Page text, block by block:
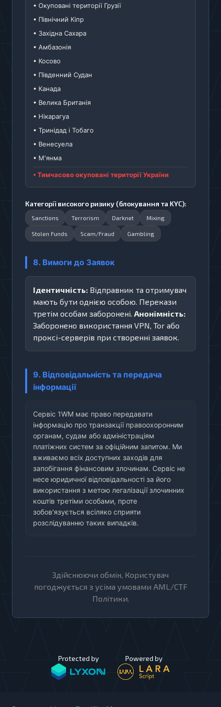
• Окуповані території Грузії
• Північний Кіпр
• Західна Сахара
• Амбазонія
• Косово
• Південний Судан
• Канада
• Велика Британія
• Нікарагуа
• Тринідад і Тобаго
• Венесуела
• М'янма
• Тимчасово окуповані території України
Категорії високого ризику (блокування та KYC):
Sanctions Terrorism Darknet Mixing
Stolen Funds Scam/Fraud Gambling
8. Вимоги до Заявок
Ідентичність: Відправник та отримувач
мають бути однією особою. Перекази
третім особам заборонені. Анонімність:
Заборонено використання VPN, Tor або
проксі-серверів при створенні заявок.
9. Відповідальність та передача
інформації
Сервіс 1WM має право передавати
інформацію про транзакції правоохоронним
органам, судам або адміністраціям
платіжних систем за офіційним запитом. Ми
вживаємо всіх доступних заходів для
запобігання фінансовим злочинам. Сервіс не
несе юридичної відповідальності за його
використання з метою легалізації злочинних
коштів третіми особами, проте
зобов'язується всіляко сприяти
розслідуванню таких випадків.
Здійснюючи обмін, Користувач
погоджується з усіма умовами AML/CTF
Політики.
Protected by Powered by